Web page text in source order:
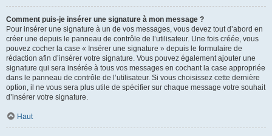
Comment puis-je insérer une signature à mon message ?
Pour insérer une signature à un de vos messages, vous devez tout d’abord en
créer une depuis le panneau de contrôle de l’utilisateur. Une fois créée, vous
pouvez cocher la case « Insérer une signature » depuis le formulaire de
rédaction afin d’insérer votre signature. Vous pouvez également ajouter une
signature qui sera insérée à tous vos messages en cochant la case appropriée
dans le panneau de contrôle de l’utilisateur. Si vous choisissez cette dernière
option, il ne vous sera plus utile de spécifier sur chaque message votre souhait
d’insérer votre signature.
Haut